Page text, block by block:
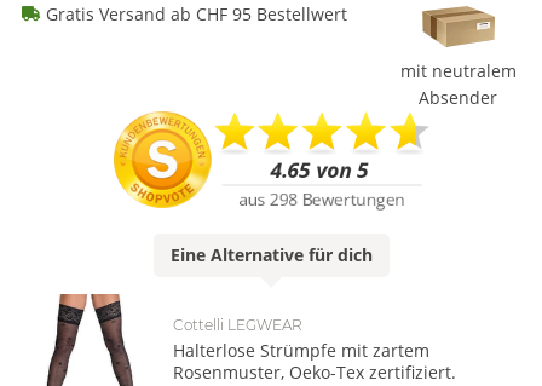
Gratis Versand ab CHF 95 Bestellwert
mit neutralem
Absender
Eine Alternativefür dich
Cottelli LEGWEAR
Halterlose Strümpfe mit zartem
Rosenmuster, Oeko-Tex zertifiziert.